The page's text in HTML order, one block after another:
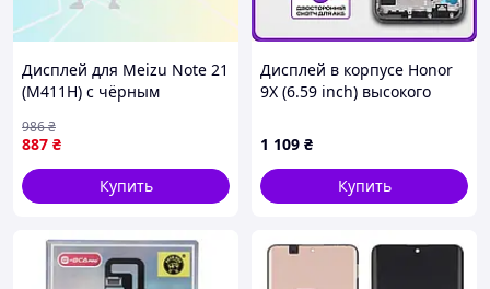
Дисплей для Meizu Note 21
(M411H) с чёрным
887 ₴
986₴
Купить
Дисплей в корпусе Honor
9X (6.59 inch) высокого
на Хонор 9Х
1 109 ₴
Купить